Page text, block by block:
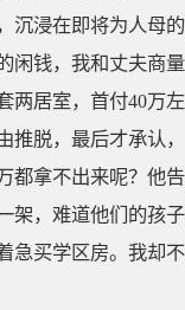
沉浸在即将为人母
闲钱，我和丈夫商
两居室，首付40万
推脱，最后才承认
都拿不出来呢？他
架，难道他们的孩
急买学区房。我却